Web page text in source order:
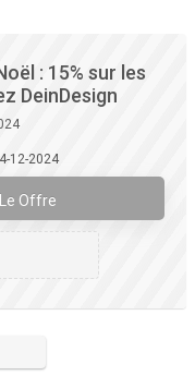
: 15% sur les
DeinDesign
12-2024
Offre